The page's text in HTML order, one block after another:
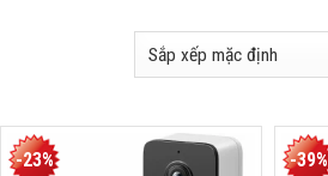
-23% -39%